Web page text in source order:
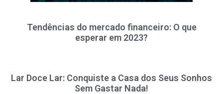
Tendências do mercado financeiro: O que
esperar em 2023?
Lar Doce Lar: Conquiste a Casa dos Seus Sonhos
Sem Gastar Nada!